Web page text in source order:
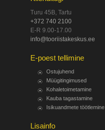
Turu 45B, Tartu
+372 740 2100
E-R 9.00-17.00
info@tooriistakeskus.ee
E-poest tellimine
Ostujuhend
Müügitingimused
Kohaletoimetamine
Kauba tagastamine
Isikuandmete töötlemine
Lisainfo